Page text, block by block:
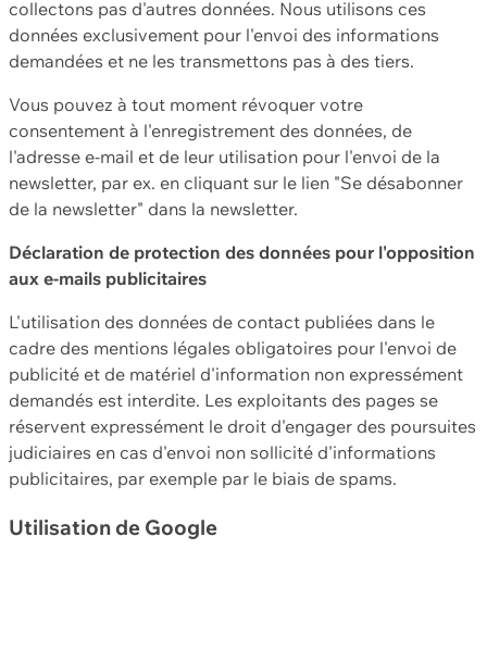
collectons pas d'autres données. Nous utilisons ces
données exclusivement pour l'envoi des informations
demandées et ne les transmettons pas à des tiers.
Vous pouvez à tout moment révoquer votre
consentement à l'enregistrement des données, de
l'adresse e-mail et de leur utilisation pour l'envoi de la
newsletter, par ex. en cliquant sur le lien "Se désabonner
de la newsletter" dans la newsletter.
Déclaration de protection des données pour l'opposition
aux e-mails publicitaires
L'utilisation des données de contact publiées dans le
cadre des mentions légales obligatoires pour l'envoi de
publicité et de matériel d'information non expressément
demandés est interdite. Les exploitants des pages se
réservent expressément le droit d'engager des poursuites
judiciaires en cas d'envoi non sollicité d'informations
publicitaires, par exemple par le biais de spams.
Utilisation de Google